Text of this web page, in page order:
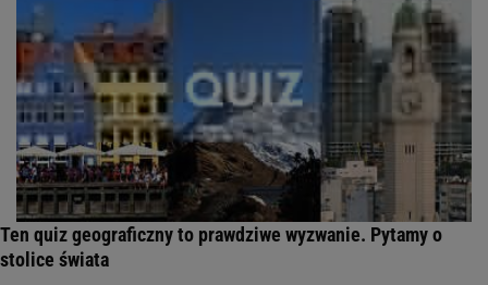
Ten quiz geograficzny to prawdziwe wyzwanie. Pytamy o
stolice świata